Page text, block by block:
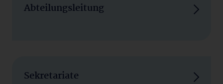
Abteilungsleitung
Sekretariate